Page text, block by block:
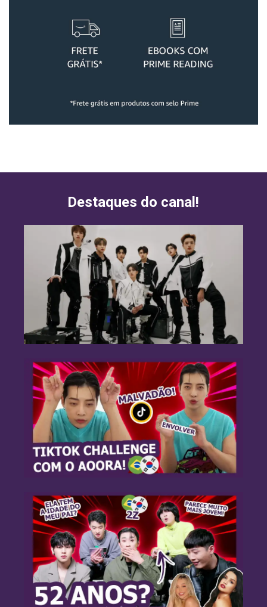
Destaques do canal!